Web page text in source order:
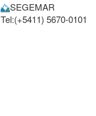
SEGEMAR
Tel:(+5411) 5670-0101